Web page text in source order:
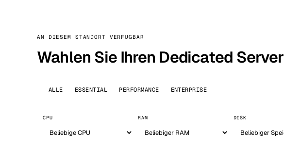
AN DIESEM STANDORT VERFUGBAR
Wahlen Sie Ihren Dedicated Server
ALLE ESSENTIAL PERFORMANCE ENTERPRISE
CPU RAM DISK